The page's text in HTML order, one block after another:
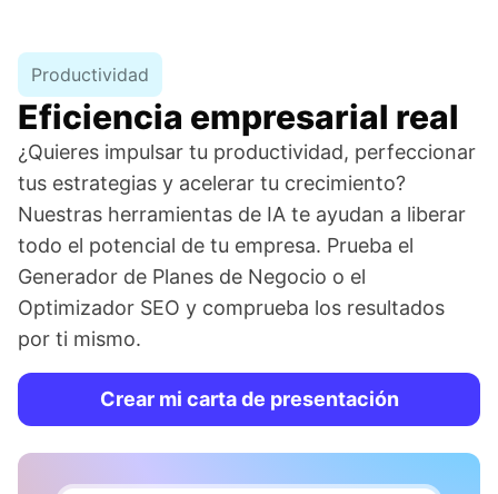
Productividad
Eficiencia empresarial real
¿Quieres impulsar tu productividad, perfeccionar
tus estrategias y acelerar tu crecimiento?
Nuestras herramientas de IA te ayudan a liberar
todo el potencial de tu empresa. Prueba el
Generador de Planes de Negocio o el
Optimizador SEO y comprueba los resultados
por ti mismo.
Crear mi carta de presentación